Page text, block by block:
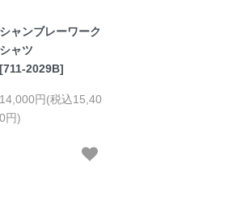
シャンブレーワーク
シャツ
[711-2029B]
14,000円(税込15,40
0円)